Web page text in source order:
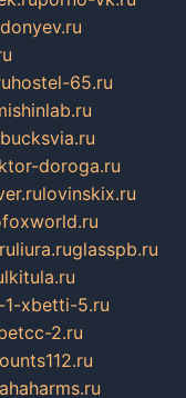
hostel-65.ru
doroga.ru
lovinskix.ru
liura.ruglasspb.ru
xbetti-5.ru
2.ru